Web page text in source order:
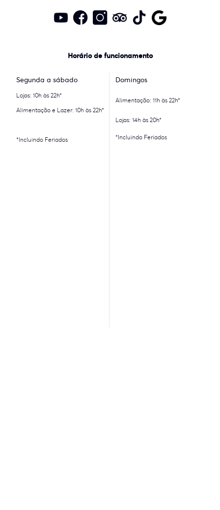
Horário de funcionamento
Segunda a sábado
Lojas: 10h às 22h*
Alimentação e Lazer: 10h às 22h*
*Incluindo Feriados
Domingos
Alimentação: 11h às 22h*
Lojas: 14h às 20h*
*Incluindo Feriados